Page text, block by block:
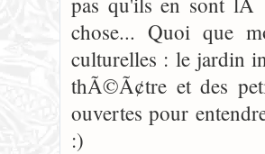
chose... Quoi que
culturelles : le jardin
thÃ©Ã¢tre et des
ouvertes pour
:)